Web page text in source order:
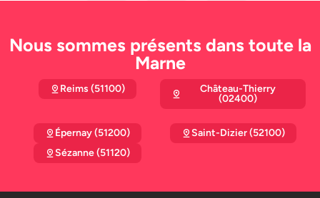
Nous sommes présents dans toute la
Marne
Reims (51100)
Château-Thierry
(02400)
Épernay (51200)
Saint-Dizier (52100)
Sézanne (51120)